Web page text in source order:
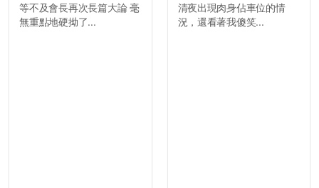
等不及會長再次長篇大論 毫
無重點地硬拗了...
清夜出現肉身佔車位的情
況，還看著我傻笑...